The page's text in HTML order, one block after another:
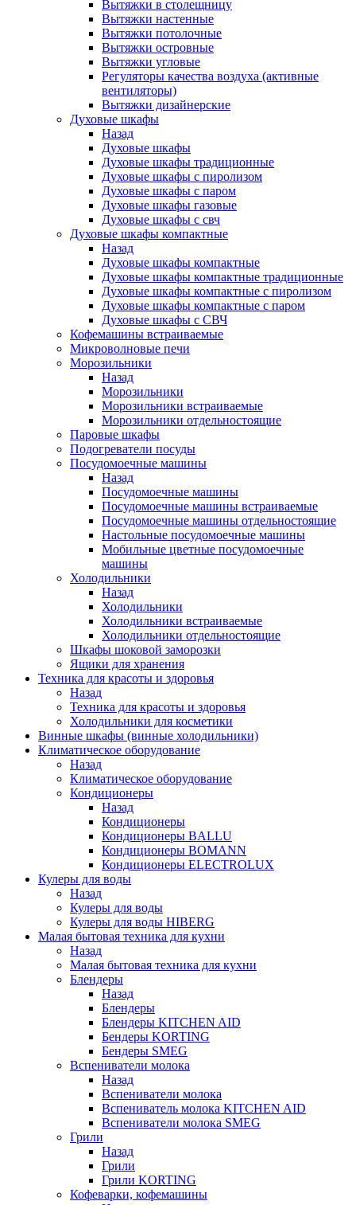
Вытяжки в столещницу
Вытяжки настенные
Вытяжки потолочные
Вытяжки островные
Вытяжки угловые
Регуляторы качества воздуха (активные
вентиляторы)
Вытяжки дизайнерские
Духовые шкафы
Назад
Духовые шкафы
Духовые шкафы традиционные
Духовые шкафы с пиролизом
Духовые шкафы с паром
Духовые шкафы газовые
Духовые шкафы с свч
Духовые шкафы компактные
Назад
Духовые шкафы компактные
Духовые шкафы компактные традиционные
Духовые шкафы компактные с пиролизом
Духовые шкафы компактные с паром
Духовые шкафы с СВЧ
Кофемашины встраиваемые
Микроволновые печи
Морозильники
Назад
Морозильники
Морозильники встраиваемые
Морозильники отдельностоящие
Паровые шкафы
Подогреватели посуды
Посудомоечные машины
Назад
Посудомоечные машины
Посудомоечные машины встраиваемые
Посудомоечные машины отдельностоящие
Настольные посудомоечные машины
Мобильные цветные посудомоечные
машины
Холодильники
Назад
Холодильники
Холодильники встраиваемые
Холодильники отдельностоящие
Шкафы шоковой заморозки
Ящики для хранения
Техника для красоты и здоровья
Назад
Техника для красоты и здоровья
Холодильники для косметики
Винные шкафы (винные холодильники)
Климатическое оборудование
Назад
Климатическое оборудование
Кондиционеры
Назад
Кондиционеры
Кондиционеры BALLU
Кондиционеры BOMANN
Кондиционеры ELECTROLUX
Кулеры для воды
Назад
Кулеры для воды
Кулеры для воды HIBERG
Малая бытовая техника для кухни
Назад
Малая бытовая техника для кухни
Блендеры
Назад
Блендеры
Блендеры KITCHEN AID
Бендеры KORTING
Бендеры SMEG
Вспениватели молока
Назад
Вспениватели молока
Вспениватель молока KITCHEN AID
Вспениватели молока SMEG
Грили
Назад
Грили
Грили KORTING
Кофеварки, кофемашины